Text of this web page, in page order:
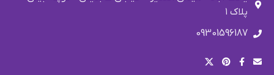
پلاک ۱
09301596187